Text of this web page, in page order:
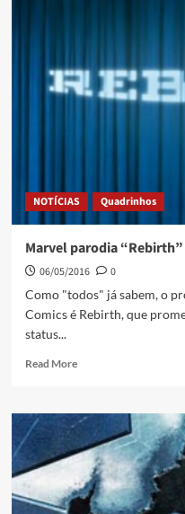
NOTÍCIAS Quadrinhos
Marvel parodia “Rebirth”
06/05/2016
0
Como "todos" já sabem, o
Comics é Rebirth, que
status...
Read More